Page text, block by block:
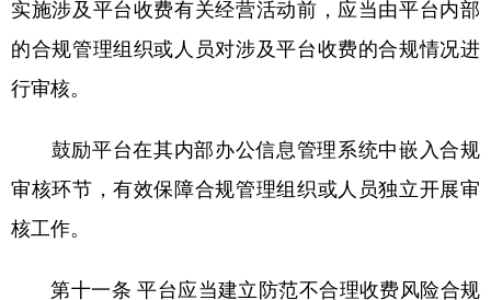
实施涉及平台收费有关经营活动前，应当由平台内部
的合规管理组织或人员对涉及平台收费的合规情况进
行审核。
鼓励平台在其内部办公信息管理系统中嵌入合规
审核环节，有效保障合规管理组织或人员独立开展审
核工作。
第十一条 平台应当建立防范不合理收费风险合规